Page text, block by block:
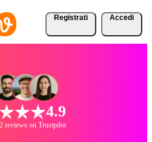
Registrati Accedi
4.9
reviews on Trustpilot